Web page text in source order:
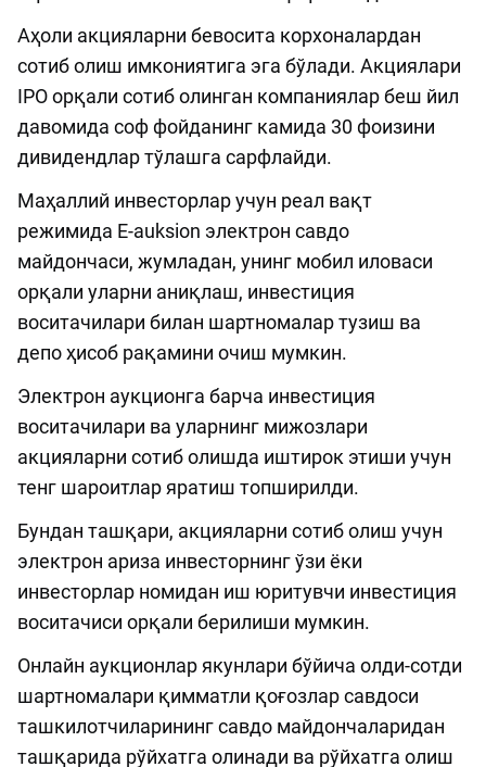
Аҳоли акцияларни бевосита корхоналардан
сотиб олиш имкониятига эга бўлади. Акциялари
IPO орқали сотиб олинган компаниялар беш йил
давомида соф фойданинг камида 30 фоизини
дивидендлар тўлашга сарфлайди.
Маҳаллий инвесторлар учун реал вақт
режимида E-auksion электрон савдо
майдончаси, жумладан, унинг мобил иловаси
орқали уларни аниқлаш, инвестиция
воситачилари билан шартномалар тузиш ва
депо ҳисоб рақамини очиш мумкин.
Электрон аукционга барча инвестиция
воситачилари ва уларнинг мижозлари
акцияларни сотиб олишда иштирок этиши учун
тенг шароитлар яратиш топширилди.
Бундан ташқари, акцияларни сотиб олиш учун
электрон ариза инвесторнинг ўзи ёки
инвесторлар номидан иш юритувчи инвестиция
воситачиси орқали берилиши мумкин.
Онлайн аукционлар якунлари бўйича олди-сотди
шартномалари қимматли қоғозлар савдоси
ташкилотчиларининг савдо майдончаларидан
ташқарида рўйхатга олинади ва рўйхатга олиш